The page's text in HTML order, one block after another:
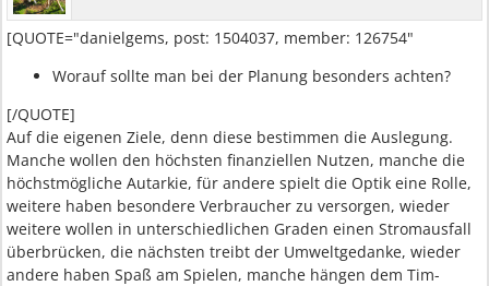
[QUOTE="danielgems, post: 1504037, member: 126754"
Worauf sollte man bei der Planung besonders achten?
[/QUOTE]
Auf die eigenen Ziele, denn diese bestimmen die Auslegung.
Manche wollen den höchsten finanziellen Nutzen, manche die
höchstmögliche Autarkie, für andere spielt die Optik eine Rolle,
weitere haben besondere Verbraucher zu versorgen, wieder
weitere wollen in unterschiedlichen Graden einen Stromausfall
überbrücken, die nächsten treibt der Umweltgedanke, wieder
andere haben Spaß am Spielen, manche hängen dem Tim-